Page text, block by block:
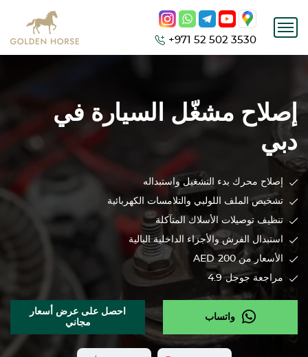
+971 52 502 3530
إصلاح مشغّل السيارة في
دبي
إصلاح محرك بدء التشغيل واستبداله
تشخيص الملف اللولبي والتلامسات الكهربائية
تنظيف توصيلات الأسلاك المتآكلة
استبدال الفرش والأجزاء الداخلية البالية
الأسعار من 200
AED
مراجعة جوجل 4.9
واتساب
احصل على عرض أسعار
مجاني